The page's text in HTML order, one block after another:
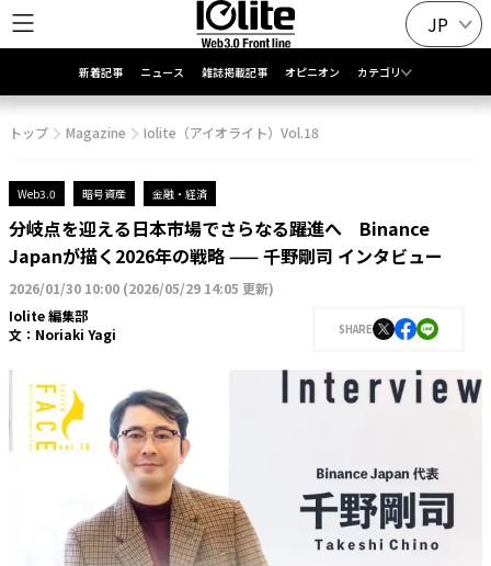
JP
新着記事 ニュース 雑誌掲載記事 オピニオン カテゴリ
トップ Magazine Iolite（アイオライト）Vol.18
Web3.0 暗号資産 金融・経済
分岐点を迎える日本市場でさらなる躍進へ Binance
Japanが描く2026年の戦略 —— 千野剛司 インタビュー
2026/01/30 10:00 (2026/05/29 14:05 更新)
Iolite 編集部
文： Noriaki Yagi SHARE